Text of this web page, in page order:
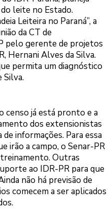
do leite no Estado.
Leiteira no Paraná”, a
da CT de
pelo gerente de projetos
Hernani Alves da Silva.
permita um diagnóstico
Silva.
censo já está pronto e a
dos extensionistas
informações. Para essa
irão a campo, o Senar-PR
Outras
ao IDR-PR para que
não há previsão de
comecem a ser aplicados